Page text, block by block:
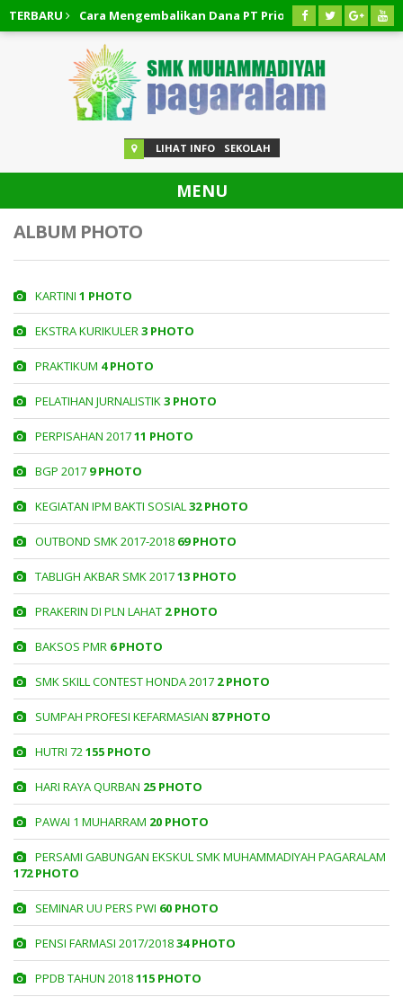
TERBARU
Cepat!!! Cara Mengembalikan Dana PT Priority Valasindo
Cepat!!! Cara Pembatalan Pinjaman Easycash
03 AGUSTUS
LIHAT INFO SEKOLAH
MENU
ALBUM PHOTO
KARTINI 1 PHOTO
EKSTRA KURIKULER3 PHOTO
PRAKTIKUM 4 PHOTO
PELATIHAN JURNALISTIK3 PHOTO
PERPISAHAN 201711 PHOTO
BGP 2017 9 PHOTO
KEGIATAN IPM BAKTI SOSIAL32 PHOTO
OUTBOND SMK 2017-2018 69 PHOTO
TABLIGH AKBAR SMK 201713 PHOTO
PRAKERIN DI PLN LAHAT 2 PHOTO
BAKSOS PMR 6 PHOTO
SMK SKILL CONTEST HONDA 2017 2 PHOTO
SUMPAH PROFESI KEFARMASIAN 87 PHOTO
HUTRI 72155 PHOTO
HARI RAYA QURBAN 25 PHOTO
PAWAI 1 MUHARRAM 20 PHOTO
PERSAMI GABUNGAN EKSKUL SMK MUHAMMADIYAH PAGARALAM
172 PHOTO
SEMINAR UU PERS PWI 60 PHOTO
PENSI FARMASI 2017/201834 PHOTO
PPDB TAHUN 2018115 PHOTO